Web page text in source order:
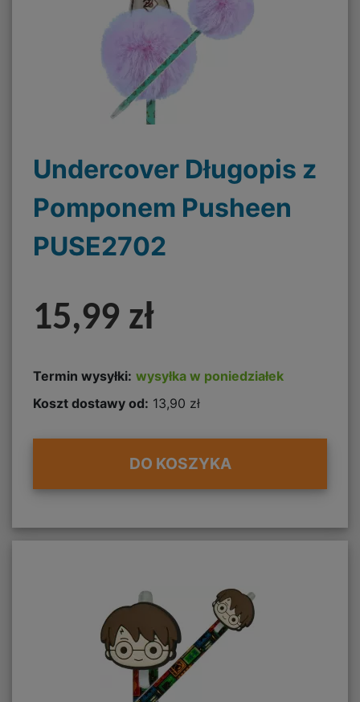
Undercover Długopis z
Pomponem Pusheen
PUSE2702
15,99 zł
Termin wysyłki: wysyłka w poniedziałek
Koszt dostawy od: 13,90 zł
DO KOSZYKA